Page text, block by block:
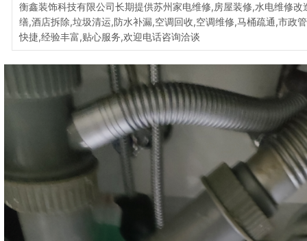
衡鑫装饰科技有限公司长期提供苏州家电维修,房屋装修,水电维修改
缮,酒店拆除,垃圾清运,防水补漏,空调回收,空调维修,马桶疏通,市政
快捷,经验丰富,贴心服务,欢迎电话咨询洽谈